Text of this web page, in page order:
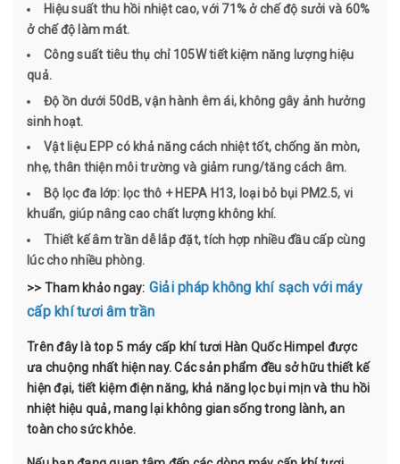
Hiệu suất thu hồi nhiệt cao, với 71% ở chế độ sưởi và 60%
ở chế độ làm mát.
Công suất tiêu thụ chỉ 105W tiết kiệm năng lượng hiệu
quả.
Độ ồn dưới 50dB, vận hành êm ái, không gây ảnh hưởng
sinh hoạt.
Vật liệu EPP có khả năng cách nhiệt tốt, chống ăn mòn,
nhẹ, thân thiện môi trường và giảm rung/tăng cách âm.
Bộ lọc đa lớp: lọc thô + HEPA H13, loại bỏ bụi PM2.5, vi
khuẩn, giúp nâng cao chất lượng không khí.
Thiết kế âm trần dễ lắp đặt, tích hợp nhiều đầu cấp cùng
lúc cho nhiều phòng.
​​​​​​​>> Tham khảo ngay: Giải pháp không khí sạch với máy
cấp khí tươi âm trần
Trên đây là top 5 máy cấp khí tươi Hàn Quốc Himpel được
ưa chuộng nhất hiện nay. Các sản phẩm đều sở hữu thiết kế
hiện đại, tiết kiệm điện năng, khả năng lọc bụi mịn và thu hồi
nhiệt hiệu quả, mang lại không gian sống trong lành, an
toàn cho sức khỏe.